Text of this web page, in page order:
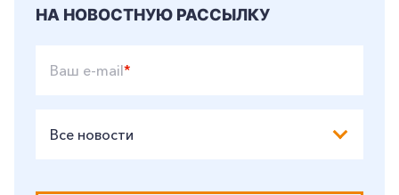
НА НОВОСТНУЮ РАССЫЛКУ
Ваш e-mail*
Все новости